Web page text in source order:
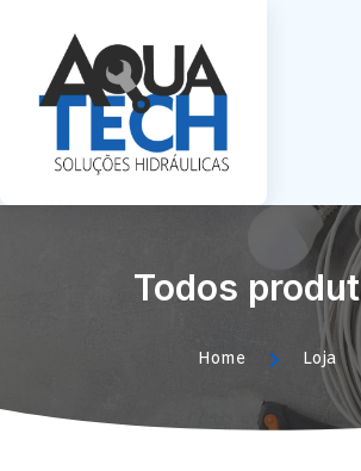
Todos
Home Loja